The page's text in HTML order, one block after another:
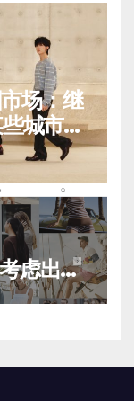
场：继
城市的
虑出售